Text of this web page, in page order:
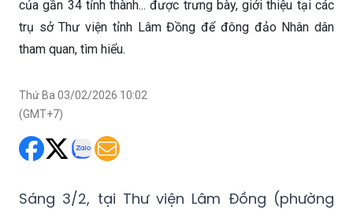
của gần 34 tỉnh thành... được trưng bày, giới thiệu tại các
trụ sở Thư viện tỉnh Lâm Đồng để đông đảo Nhân dân
tham quan, tìm hiểu.
Thứ Ba 03/02/2026 10:02
(GMT+7)
Sáng 3/2, tại Thư viện Lâm Đồng (phường